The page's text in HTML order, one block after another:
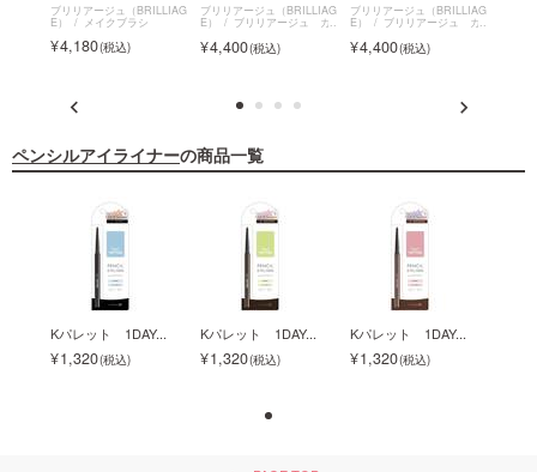
ブリリアージュ（BRILLIAG
E） メイクブラシ
4,180
ブリリアージュ（BRILLIAG
E） ブリリアージュ カ
ーチーク
4,400
ブリリアージュ（BRILLIAG
E） ブリリアージュ カ
ーチーク
4,400
ペンシルアイライナーの商品一覧
Kパレット 1DAY...
1,320
Kパレット 1DAY...
1,320
Kパレット 1DAY...
1,320